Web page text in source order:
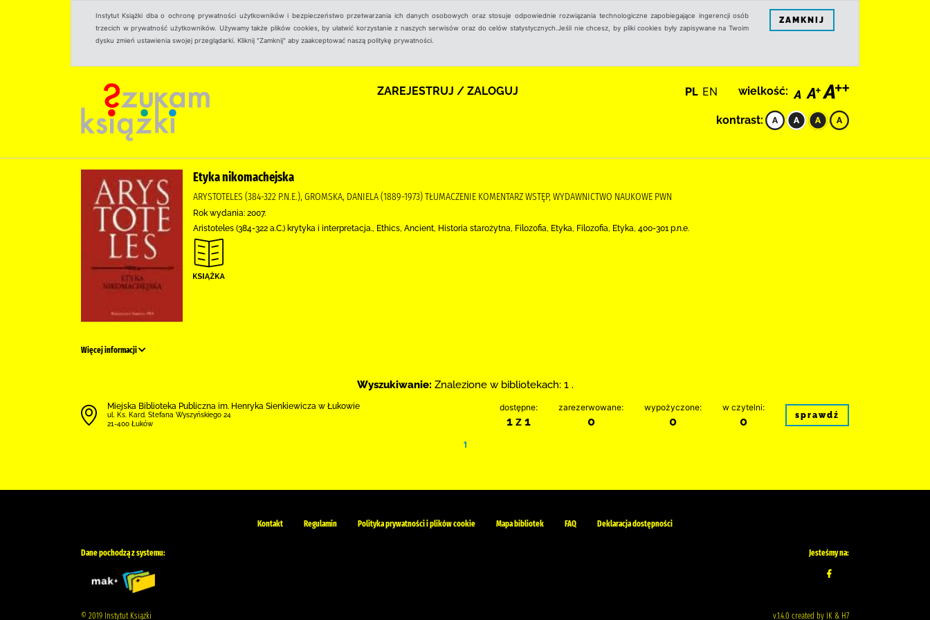
Instytut Książki dba o ochronę prywatności użytkowników i bezpieczeństwo przetwarzania ich danych osobowych oraz stosuje odpowiednie rozwiązania technologiczne zapobiegające ingerencji osób
trzecich w prywatność użytkowników. Używamy także plików cookies, by ułatwić korzystanie z naszych serwisów oraz do celów statystycznych.Jeśli nie chcesz, by pliki cookies były zapisywane na Twoim
dysku zmień ustawienia swojej przeglądarki. Kliknij "Zamknij" aby zaakceptować naszą politykę prywatności.
ZAMKNIJ
ZAREJESTRUJ / ZALOGUJ PL EN wielkość:
kontrast:
Etyka nikomachejska
ARYSTOTELES (384-322 P.N.E.), GROMSKA, DANIELA (1889-1973) TŁUMACZENIE KOMENTARZ WSTĘP, WYDAWNICTWO NAUKOWE PWN
Rok wydania: 2007.
Aristoteles (384-322 a.C.) krytyka i interpretacja., Ethics, Ancient, Historia starożytna, Filozofia, Etyka, Filozofia, Etyka, 400-301 p.n.e.
Więcej informacji
Wyszukiwanie: Znalezione w bibliotekach: 1 .
Miejska Biblioteka Publiczna im. Henryka Sienkiewicza w Łukowie
ul. Ks. Kard. Stefana Wyszyńskiego 24
21-400 Łuków
dostępne:
1 z 1
zarezerwowane:
0
wypożyczone:
0
w czytelni:
0 sprawdź
1
Kontakt Regulamin Polityka prywatności i plików cookie Mapa bibliotek FAQ Deklaracja dostępności
Dane pochodzą z systemu: Jesteśmy na:
© 2019 Instytut Książki v.1.4.0 created by IK & H7